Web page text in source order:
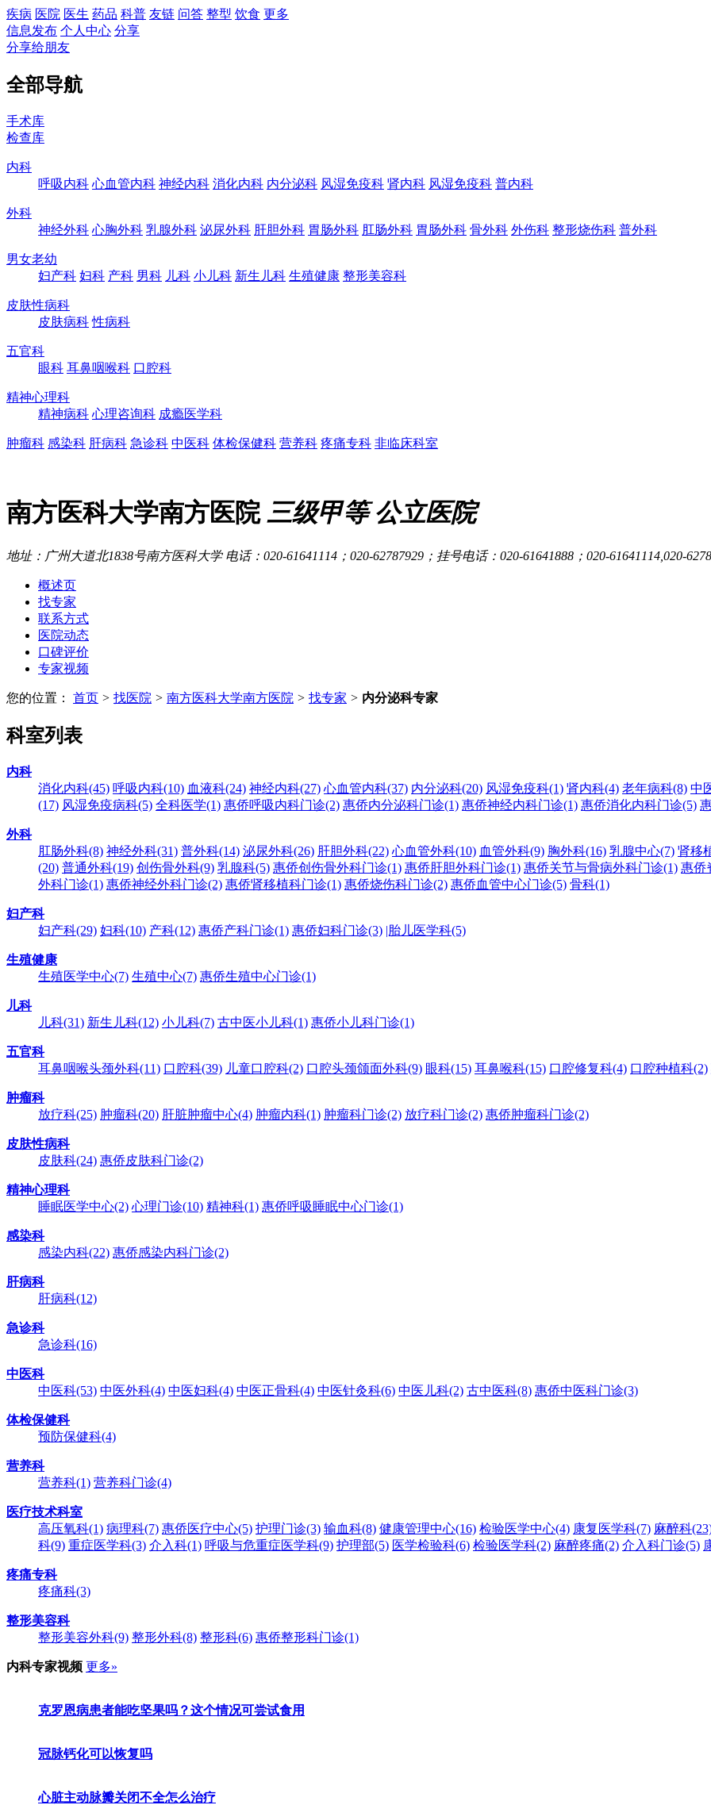
疾病 医院 医生 药品 科普 友链 问答 整型 饮食 更多
信息发布 个人中心 分享
分享给朋友
全部导航
手术库
检查库
内科
呼吸内科 心血管内科 神经内科 消化内科 内分泌科 风湿免疫科 肾内科 风湿免疫科 普内科
外科
神经外科 心胸外科 乳腺外科 泌尿外科 肝胆外科 胃肠外科 肛肠外科 胃肠外科 骨外科 外伤科 整形烧伤科 普外科
男女老幼
妇产科 妇科 产科 男科 儿科 小儿科 新生儿科 生殖健康 整形美容科
皮肤性病科
皮肤病科 性病科
五官科
眼科 耳鼻咽喉科 口腔科
精神心理科
精神病科 心理咨询科 成瘾医学科
肿瘤科 感染科 肝病科 急诊科 中医科 体检保健科 营养科 疼痛专科 非临床科室
南方医科大学南方医院 三级甲等 公立医院
地址：广州大道北1838号南方医科大学 电话：020-61641114；020-62787929；挂号电话：020-61641888；020-61641114,020-
概述页
找专家
联系方式
医院动态
口碑评价
专家视频
您的位置： 首页 > 找医院 > 南方医科大学南方医院 > 找专家 > 内分泌科专家
科室列表
内科
消化内科(45) 呼吸内科(10) 血液科(24) 神经内科(27) 心血管内科(37) 内分泌科(20) 风湿免疫科(1) 肾内科(4) 老年病科(8) 中
(17) 风湿免疫病科(5) 全科医学(1) 惠侨呼吸内科门诊(2) 惠侨内分泌科门诊(1) 惠侨神经内科门诊(1) 惠侨消化内科门诊(5)
外科
肛肠外科(8) 神经外科(31) 普外科(14) 泌尿外科(26) 肝胆外科(22) 心血管外科(10) 血管外科(9) 胸外科(16) 乳腺中心(7) 肾移
(20) 普通外科(19) 创伤骨外科(9) 乳腺科(5) 惠侨创伤骨外科门诊(1) 惠侨肝胆外科门诊(1) 惠侨关节与骨病外科门诊(1) 惠侨
外科门诊(1) 惠侨神经外科门诊(2) 惠侨肾移植科门诊(1) 惠侨烧伤科门诊(2) 惠侨血管中心门诊(5) 骨科(1)
妇产科
妇产科(29) 妇科(10) 产科(12) 惠侨产科门诊(1) 惠侨妇科门诊(3) |胎儿医学科(5)
生殖健康
生殖医学中心(7) 生殖中心(7) 惠侨生殖中心门诊(1)
儿科
儿科(31) 新生儿科(12) 小儿科(7) 古中医小儿科(1) 惠侨小儿科门诊(1)
五官科
耳鼻咽喉头颈外科(11) 口腔科(39) 儿童口腔科(2) 口腔头颈颌面外科(9) 眼科(15) 耳鼻喉科(15) 口腔修复科(4) 口腔种植科(2)
肿瘤科
放疗科(25) 肿瘤科(20) 肝脏肿瘤中心(4) 肿瘤内科(1) 肿瘤科门诊(2) 放疗科门诊(2) 惠侨肿瘤科门诊(2)
皮肤性病科
皮肤科(24) 惠侨皮肤科门诊(2)
精神心理科
睡眠医学中心(2) 心理门诊(10) 精神科(1) 惠侨呼吸睡眠中心门诊(1)
感染科
感染内科(22) 惠侨感染内科门诊(2)
肝病科
肝病科(12)
急诊科
急诊科(16)
中医科
中医科(53) 中医外科(4) 中医妇科(4) 中医正骨科(4) 中医针灸科(6) 中医儿科(2) 古中医科(8) 惠侨中医科门诊(3)
体检保健科
预防保健科(4)
营养科
营养科(1) 营养科门诊(4)
医疗技术科室
高压氧科(1) 病理科(7) 惠侨医疗中心(5) 护理门诊(3) 输血科(8) 健康管理中心(16) 检验医学中心(4) 康复医学科(7) 麻醉科
科(9) 重症医学科(3) 介入科(1) 呼吸与危重症医学科(9) 护理部(5) 医学检验科(6) 检验医学科(2) 麻醉疼痛(2) 介入科门诊(5)
疼痛专科
疼痛科(3)
整形美容科
整形美容外科(9) 整形外科(8) 整形科(6) 惠侨整形科门诊(1)
内科专家视频 更多»
克罗恩病患者能吃坚果吗？这个情况可尝试食用
冠脉钙化可以恢复吗
心脏主动脉瓣关闭不全怎么治疗